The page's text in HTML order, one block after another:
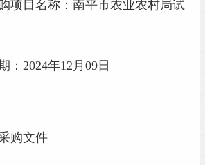
项目名称：南平市农业农村局试
项目
： 2024年12月09日
购文件